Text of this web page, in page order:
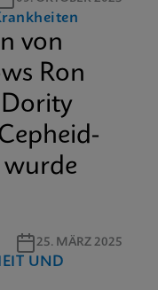
von
Ron
wurde
25. MÄRZ 2025
UND